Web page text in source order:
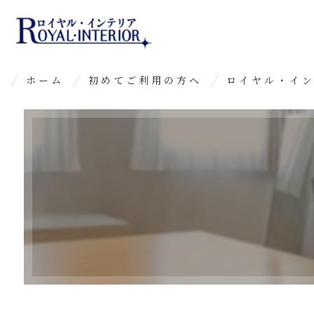
ホーム 初めてご利用の方へ ロイヤル・イ